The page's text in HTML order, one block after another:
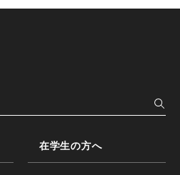
在学生の方へ